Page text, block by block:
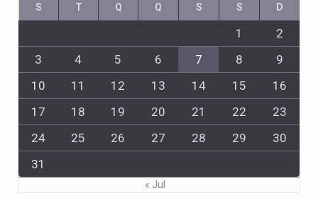
S T Q Q S S D
1
2
3
4 5 6 7 8
9
10
11 12 13 14 15
16
17
18 19 20 21 22
23
24
25 26 27 28 29
30
31
« Jul